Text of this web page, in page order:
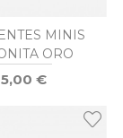
MINIS
ORO
€